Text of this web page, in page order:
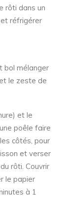
rôti dans un
réfrigérer
bol mélanger
et le zeste de
et le
poêle faire
côtés, pour
et verser
rôti. Couvrir
le papier
à 1